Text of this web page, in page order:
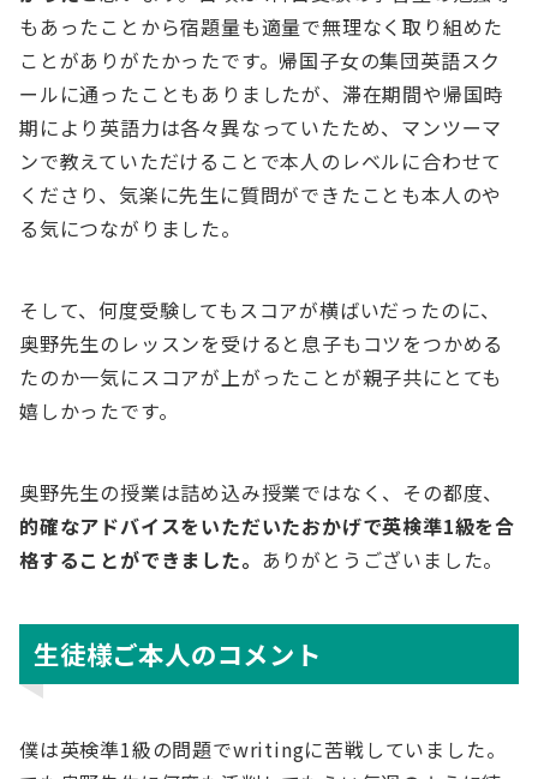
もあったことから宿題量も適量で無理なく取り組めた
ことがありがたかったです。帰国子女の集団英語スク
ールに通ったこともありましたが、滞在期間や帰国時
期により英語力は各々異なっていたため、マンツーマ
ンで教えていただけることで本人のレベルに合わせて
くださり、気楽に先生に質問ができたことも本人のや
る気につながりました。
そして、何度受験してもスコアが横ばいだったのに、
奥野先生のレッスンを受けると息子もコツをつかめる
たのか一気にスコアが上がったことが親子共にとても
嬉しかったです。
奥野先生の授業は詰め込み授業ではなく、その都度、
的確なアドバイスをいただいたおかげで英検準1級を合
格することができました。 ありがとうございました。
生徒様ご本人のコメント
僕は英検準1級の問題でwritingに苦戦していました。